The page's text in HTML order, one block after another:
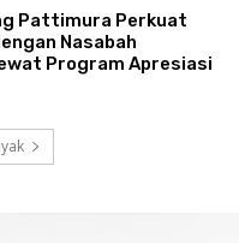
Pattimura Perkuat
Nasabah
Program Apresiasi